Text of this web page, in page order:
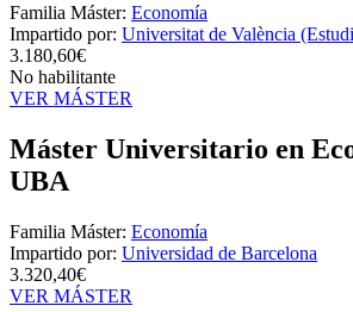
Familia Máster: Economía
Impartido por: Universitat de València
3.180,60€
No habilitante
VER MÁSTER
Máster Universitario en
UBA
Familia Máster: Economía
Impartido por: Universidad de Barcelona
3.320,40€
VER MÁSTER